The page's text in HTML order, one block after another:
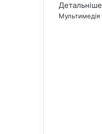
Детальніше
Мультимедія